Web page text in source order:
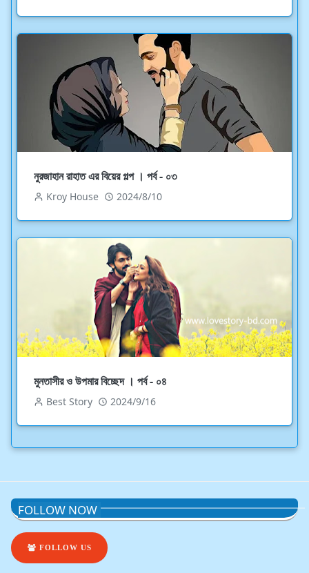
নুরজাহান রাহাত এর বিয়ের গল্প । পর্ব - ০৩
Kroy House 2024/8/10
মুনতাসীর ও উপমার বিচ্ছেদ । পর্ব - ০৪
Best Story 2024/9/16
FOLLOW NOW
FOLLOW US